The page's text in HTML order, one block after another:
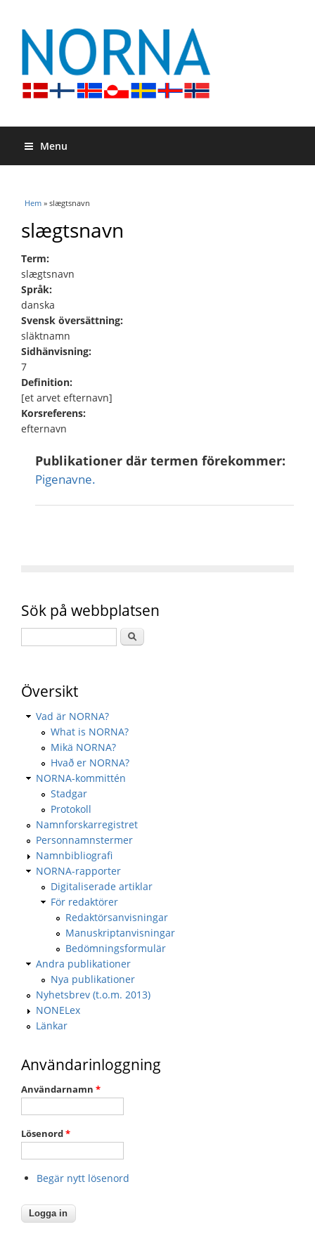
Menu
Du är här
Hem » slægtsnavn
slægtsnavn
Term:
slægtsnavn
Språk:
danska
Svensk översättning:
släktnamn
Sidhänvisning:
7
Definition:
[et arvet efternavn]
Korsreferens:
efternavn
Publikationer där termen förekommer:
Pigenavne.
Sök på webbplatsen
Översikt
Vad är NORNA?
What is NORNA?
Mikä NORNA?
Hvað er NORNA?
NORNA-kommittén
Stadgar
Protokoll
Namnforskarregistret
Personnamnstermer
Namnbibliografi
NORNA-rapporter
Digitaliserade artiklar
För redaktörer
Redaktörsanvisningar
Manuskriptanvisningar
Bedömningsformulär
Andra publikationer
Nya publikationer
Nyhetsbrev (t.o.m. 2013)
NONELex
Länkar
Användarinloggning
Användarnamn *
Lösenord*
Begär nytt lösenord